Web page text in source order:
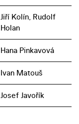
Jiří Kolín, Rudolf
Holan
Hana Pinkavová
Ivan Matouš
Josef Javořík